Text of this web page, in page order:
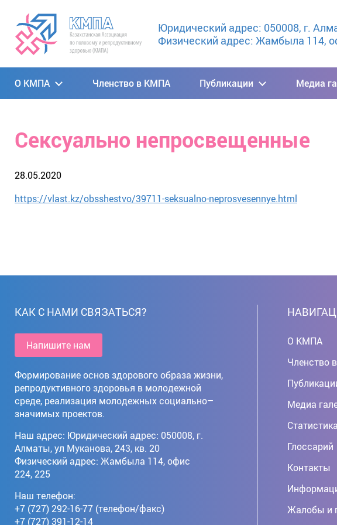
Юридический адрес: 050008, г.
Физический адрес: Жамбыла 114,
О КМПА Членство в КМПА Публикации Медиа
Сексуально непросвещенные
28.05.2020
https://vlast.kz/obsshestvo/39711-seksualno-neprosvesennye.html
КАК С НАМИ СВЯЗАТЬСЯ?
Напишите нам
Формирование основ здорового образа жизни,
репродуктивного здоровья в молодежной
среде, реализация молодежных социально–
значимых проектов.
Наш адрес: Юридический адрес: 050008, г.
Алматы, ул Муканова, 243, кв. 20
Физический адрес: Жамбыла 114, офис
224, 225
Наш телефон:
+7 (727) 292-16-77 (телефон/факс)
+7 (727) 391-12-14
О КМПА
Членство
Медиа
Глоссарий
Контакты
Жалобы и